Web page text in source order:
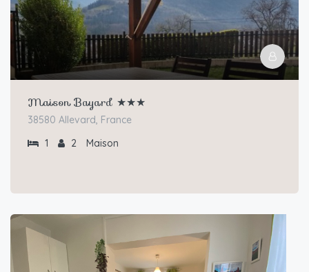
Maison Bayard ★★★
38580 Allevard, France
1
2 Maison